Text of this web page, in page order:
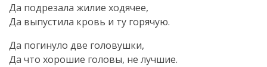
Да подрезала жилие ходячее,
Да выпустила кровь и ту горячую.
Да погинуло две головушки,
Да что хорошие головы, не лучшие.